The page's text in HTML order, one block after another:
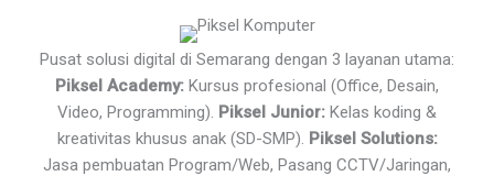
Pusat solusi digital di Semarang dengan 3 layanan utama:
Piksel Academy: Kursus profesional (Office, Desain,
Video, Programming). Piksel Junior: Kelas koding &
kreativitas khusus anak (SD-SMP). Piksel Solutions:
Jasa pembuatan Program/Web, Pasang CCTV/Jaringan,